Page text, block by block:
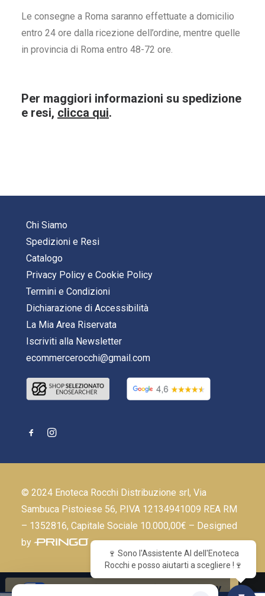
Le consegne a Roma saranno effettuate a domicilio
entro 24 ore dalla ricezione dell’ordine, mentre quelle
in provincia di Roma entro 48-72 ore.
Per maggiori informazioni su spedizione
e resi, clicca qui.
Chi Siamo
Spedizioni e Resi
Catalogo
Privacy Policy e Cookie Policy
Termini e Condizioni
Dichiarazione di Accessibilità
La Mia Area Riservata
Iscriviti alla Newsletter
ecommercerocchi@gmail.com
© 2024 Enoteca Rocchi Distribuzione srl, Via
Sambuca Pistoiese 56, P.IVA 12134941009 REA RM
– 1352816, Capitale Sociale 10.000,00€ – Designed
by
🍷 Sono l'Assistente AI dell'Enoteca
Rocchi e posso aiutarti a scegliere !🍷
Le tue preferenze relative alla privacy